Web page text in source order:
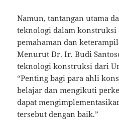
Namun, tantangan utama
teknologi dalam konstruksi
pemahaman dan
Menurut Dr. Ir. Budi
teknologi konstruksi dari
“Penting bagi para ahli
belajar dan mengikuti
dapat
tersebut dengan baik.”